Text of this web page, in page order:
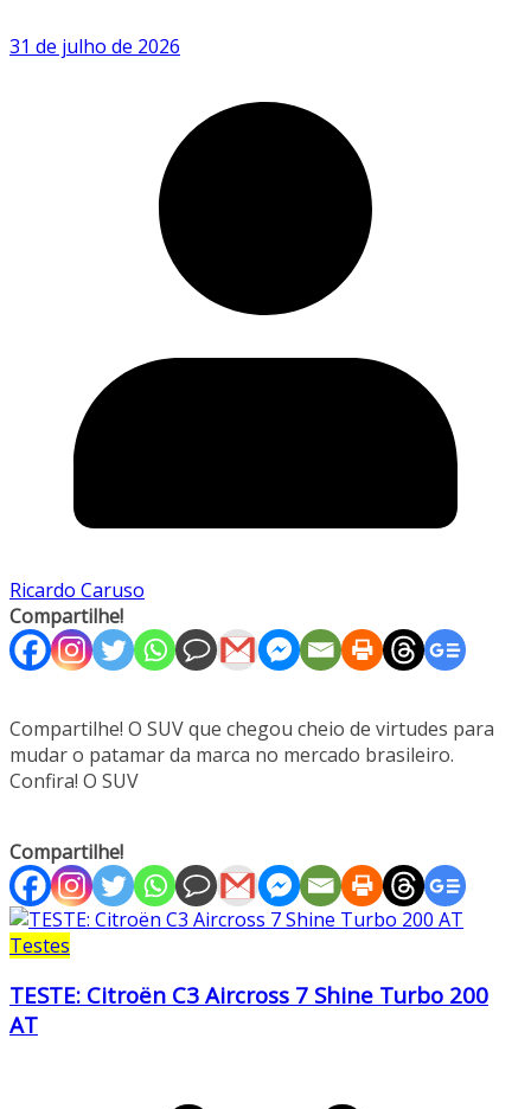
31 de julho de 2026
Ricardo Caruso
Compartilhe!
Compartilhe! O SUV que chegou cheio de virtudes para
mudar o patamar da marca no mercado brasileiro.
Confira! O SUV
Compartilhe!
Testes
TESTE: Citroën C3 Aircross 7 Shine Turbo 200
AT